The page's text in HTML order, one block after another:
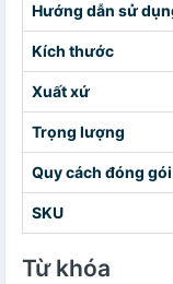
Hướng dẫn sử
Kích thước
Xuất xứ
Trọng lượng
Quy cách đóng gói
SKU
Từ khóa